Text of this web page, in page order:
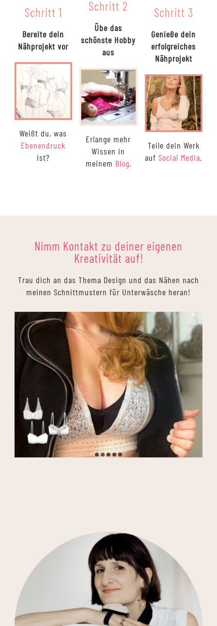
Optionen
der
Produktseite
gewählt
werden
Schritt 1
Bereite dein
Nähprojekt vor
Weißt du, was
Ebenendruck
ist?
Schritt 2
Übe das
schönste Hobby
aus
Erlange mehr
Wissen in
meinem Blog.
Schritt 3
Genieße dein
erfolgreiches
Nähprojekt
Teile dein Werk
aufSocial Media.
Nimm Kontakt zu deiner eigenen
Kreativität auf!
Trau dich an das Thema Design und das Nähen nach
meinen Schnittmustern für Unterwäsche heran!